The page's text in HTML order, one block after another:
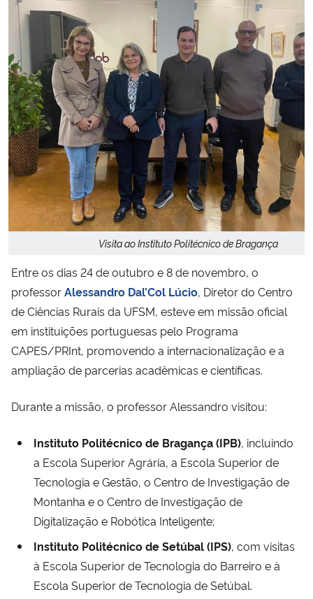
Ministério do Turismo
Ministério do Desenvolvimento Regional
Controladoria-Geral da União
Ministério da Mulher, da Família e dos Direitos Humanos
Secretaria-Geral
Secretaria de Governo
Gabinete de Segurança Institucional
Advocacia-Geral da União
Banco Central do Brasil
Planalto
Visita ao Instituto Politécnico de Bragança
Entre os dias 24 de outubro e 8 de novembro, o
professorAlessandro Dal’Col Lúcio, Diretor do Centro
de Ciências Rurais da UFSM, esteve em missão oficial
em instituições portuguesas pelo Programa
CAPES/PRInt, promovendo a internacionalização e a
ampliação de parcerias acadêmicas e científicas.
Durante a missão, o professor Alessandro visitou:
Instituto Politécnico de Bragança (IPB), incluindo
a Escola Superior Agrária, a Escola Superior de
Tecnologia e Gestão, o Centro de Investigação de
Montanha e o Centro de Investigação de
Digitalização e Robótica Inteligente;
Instituto Politécnico de Setúbal (IPS), com visitas
à Escola Superior de Tecnologia do Barreiro e à
Escola Superior de Tecnologia de Setúbal.